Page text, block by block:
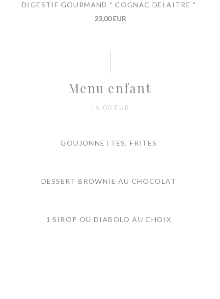
DIGESTIF GOURMAND " COGNAC DELAITRE "
23,00 EUR
Menu enfant
16,00 EUR
GOUJONNETTES, FRITES
DESSERT BROWNIE AU CHOCOLAT
1 SIROP OU DIABOLO AU CHOIX